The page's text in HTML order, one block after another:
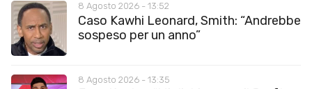
8 Agosto 2026 - 13:52
Caso Kawhi Leonard, Smith: “Andrebbe
sospeso per un anno”
8 Agosto 2026 - 13:35